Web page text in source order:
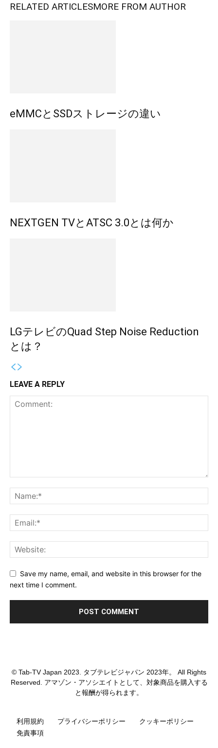
RELATED ARTICLESMORE FROM AUTHOR
eMMCとSSDストレージの違い
NEXTGEN TVとATSC 3.0とは何か
LGテレビのQuad Step Noise Reduction
とは？
LEAVE A REPLY
Save my name, email, and website in this browser for the
next time I comment.
© Tab-TV Japan 2023. タブテレビジャパン 2023年。 All Rights
Reserved. アマゾン・アソシエイトとして、対象商品を購入する
と報酬が得られます。
利用規約 プライバシーポリシー
クッキーポリシー
免責事項